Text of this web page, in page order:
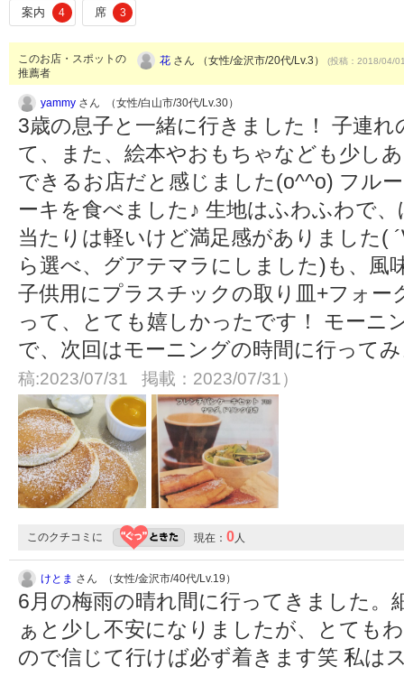
案内 4 席 3
このお店・スポットの
推薦者
花 さん （女性/金沢市/20代/Lv.3） (投稿：2018/04/
yammy さん （女性/白山市/30代/Lv.30）
3歳の息子と一緒に行きました！ 子連
て、また、絵本やおもちゃなども少し
できるお店だと感じました(o^^o) フル
ーキを食べました♪ 生地はふわふわで
当たりは軽いけど満足感がありました(
ら選べ、グアテマラにしました)も、風
子供用にプラスチックの取り皿+フォ
って、とても嬉しかったです！ モーニ
で、次回はモーニングの時間に行って
稿:2023/07/31 掲載：2023/07/31）
このクチコミに 現在： 0人
けとま さん （女性/金沢市/40代/Lv.19）
6月の梅雨の晴れ間に行ってきました
ぁと少し不安になりましたが、とても
ので信じて行けば必ず着きます笑 私は